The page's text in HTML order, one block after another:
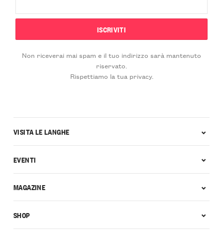
Non riceverai mai spam e il tuo indirizzo sarà mantenuto
riservato.
Rispettiamo la tua privacy.
VISITA LE LANGHE
EVENTI
MAGAZINE
SHOP